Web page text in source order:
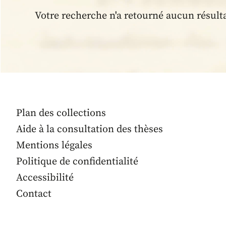
Votre recherche n'a retourné aucun
Plan des collections
Aide à la consultation des thèses
Mentions légales
Politique de confidentialité
Accessibilité
Contact